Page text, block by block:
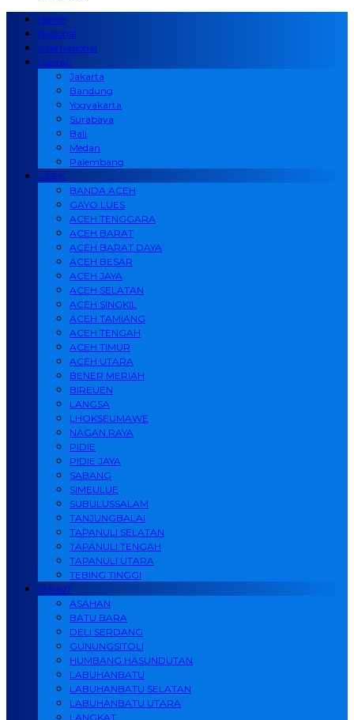
Home
Nasional
Internasional
Daerah
Jakarta
Bandung
Yogyakarta
Surabaya
Bali
Medan
Palembang
ACEH
BANDA ACEH
GAYO LUES
ACEH TENGGARA
ACEH BARAT
ACEH BARAT DAYA
ACEH BESAR
ACEH JAYA
ACEH SELATAN
ACEH SINGKIL
ACEH TAMIANG
ACEH TENGAH
ACEH TIMUR
ACEH UTARA
BENER MERIAH
BIREUEN
LANGSA
LHOKSEUMAWE
NAGAN RAYA
PIDIE
PIDIE JAYA
SABANG
SIMEULUE
SUBULUSSALAM
TANJUNGBALAI
TAPANULI SELATAN
TAPANULI TENGAH
TAPANULI UTARA
TEBING TINGGI
SUMUT
ASAHAN
BATU BARA
DELI SERDANG
GUNUNGSITOLI
HUMBANG HASUNDUTAN
LABUHANBATU
LABUHANBATU SELATAN
LABUHANBATU UTARA
LANGKAT